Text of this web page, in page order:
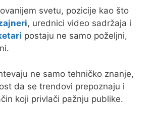
svetu, pozicije kao što
, urednici video sadržaja i
postaju ne samo poželjni,
ne samo tehničko znanje,
da se trendovi prepoznaju i
koji privlači pažnju publike.